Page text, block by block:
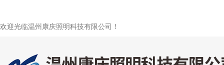
欢迎光临温州康庆照明科技有限公司！